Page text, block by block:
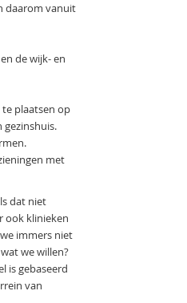
daarom vanuit
de wijk- en
plaatsen op
gezinshuis.
met
dat niet
ook klinieken
immers niet
we willen?
is gebaseerd
van